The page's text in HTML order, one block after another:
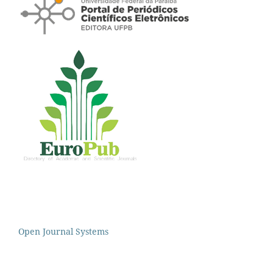
Open Journal Systems